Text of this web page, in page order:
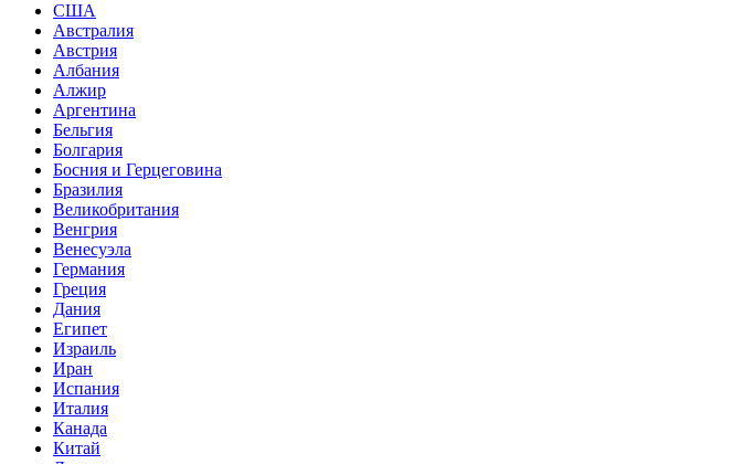
США
Австралия
Австрия
Албания
Алжир
Аргентина
Бельгия
Болгария
Босния и Герцеговина
Бразилия
Великобритания
Венгрия
Венесуэла
Германия
Греция
Дания
Египет
Израиль
Иран
Испания
Италия
Канада
Китай